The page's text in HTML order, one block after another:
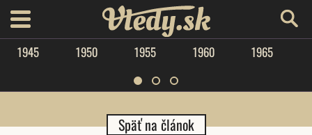
menu Vtedy.sk
1945 1950 1955 1960 1965
Späť na článok